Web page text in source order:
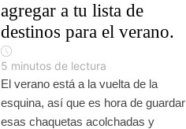
agregar a tu lista de
destinos para el verano.
5 minutos de lectura
El verano está a la vuelta de la
esquina, así que es hora de guardar
esas chaquetas acolchadas y